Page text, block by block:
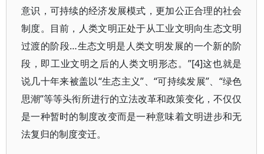
意识，可持续的经济发展模式，更加公正合理的社会
制度。目前，人类文明正处于从工业文明向生态文明
过渡的阶段…生态文明是人类文明发展的一个新的阶
段，即工业文明之后的人类文明形态。”[4]这也就是
说几十年来被盖以“生态主义”、“可持续发展”、“绿色
思潮”等等头衔所进行的立法改革和政策变化，不仅仅
是一种暂时的制度改变而是一种意味着文明进步和无
法复归的制度变迁。